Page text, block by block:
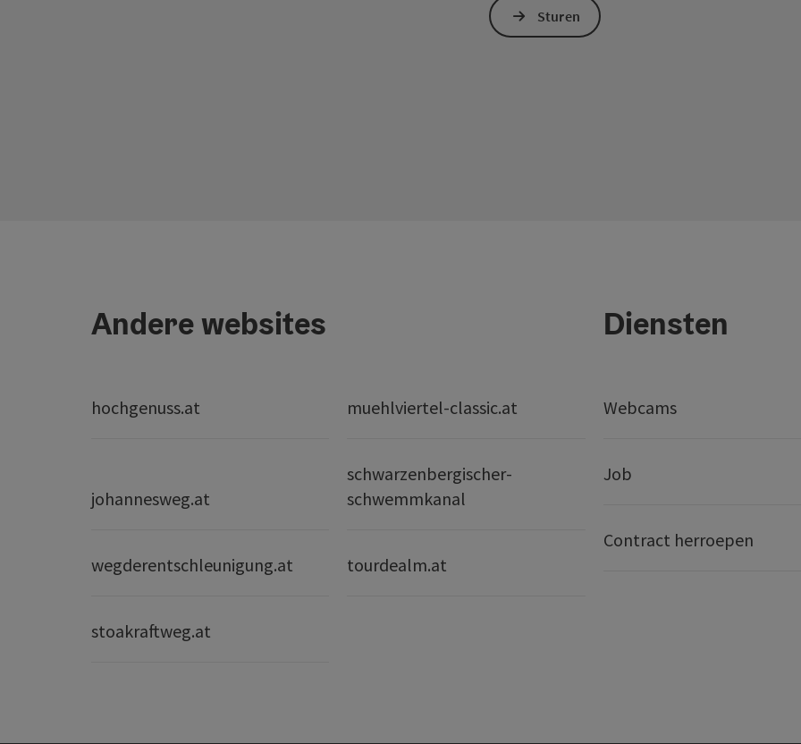
Sturen
Andere websites
hochgenuss.at muehlviertel-classic.at
johannesweg.at
schwarzenbergischer-
schwemmkanal
wegderentschleunigung.at tourdealm.at
stoakraftweg.at
Diensten
Webcams
Job
Contract herroepen